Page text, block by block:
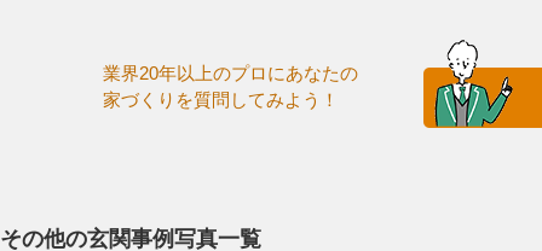
業界20年以上のプロにあなたの
家づくりを質問してみよう！
その他の玄関事例写真一覧